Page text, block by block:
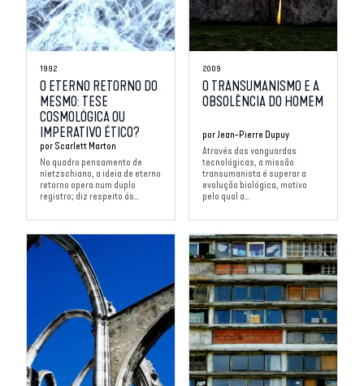
1992
O ETERNO RETORNO DO
MESMO: TESE
COSMOLÓGICA OU
IMPERATIVO ÉTICO?
por Scarlett Marton
No quadro pensamento de
nietzschiano, a ideia de eterno
retorno opera num duplo
registro; diz respeito às...
2009
O TRANSUMANISMO E A
OBSOLÊNCIA DO HOMEM
por Jean-Pierre Dupuy
Através das vanguardas
tecnológicas, a missão
transumanista é superar a
evolução biológica, motivo
pelo qual a...